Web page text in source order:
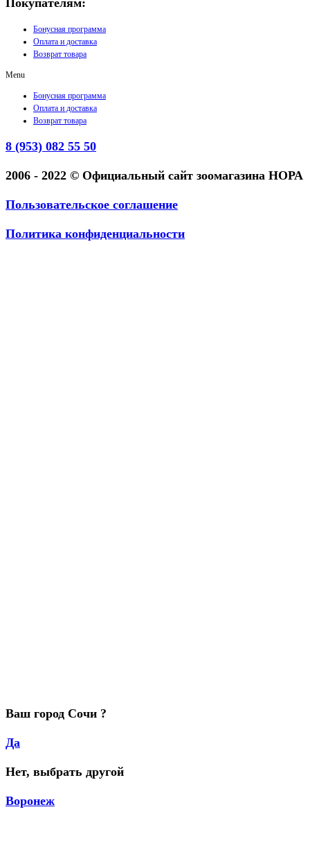
Бонусная программа
Оплата и доставка
Возврат товара
Menu
Бонусная программа
Оплата и доставка
Возврат товара
8 (953) 082 55 50
2006 - 2022 © Официальный сайт зоомагазина НОРА
Пользовательское соглашение
Политика конфиденциальности
Ваш город Сочи ?
Да
Нет, выбрать другой
Воронеж